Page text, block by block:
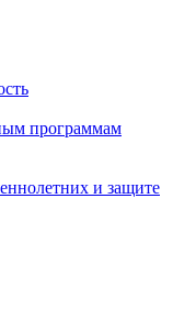
программам
и защите